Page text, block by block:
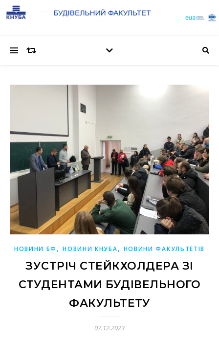
НОВИНИ БФ ,НОВИНИ КНУБА, НОВИНИ ФАКУЛЬТЕТІВ
ЗУСТРІЧ СТЕЙКХОЛДЕРА ЗІ
СТУДЕНТАМИ БУДІВЕЛЬНОГО
ФАКУЛЬТЕТУ
07.12.2023